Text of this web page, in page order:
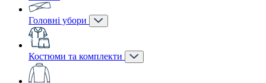
Головні убори
Костюми та комплекти